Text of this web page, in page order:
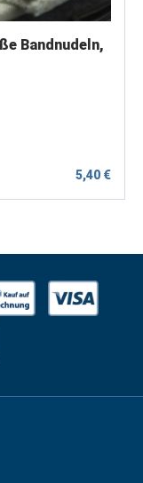
Bandnudeln,
5,40 €